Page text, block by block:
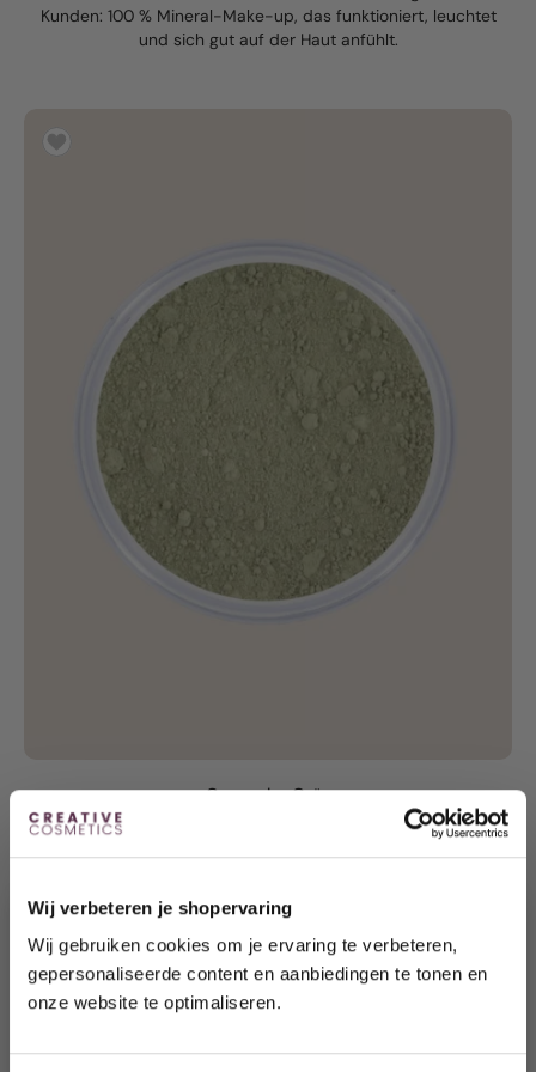
Wij verbeteren je shopervaring
Wij gebruiken cookies om je ervaring te verbeteren,
gepersonaliseerde content en aanbiedingen te tonen en
onze website te optimaliseren.
Kunden: 100 % Mineral-Make-up, das funktioniert, leuchtet
und sich gut auf der Haut anfühlt.
Concealer Grün
Möchten Sie sofort 10
% Rabatt erhalten?
Schaltfläche unten klickst.